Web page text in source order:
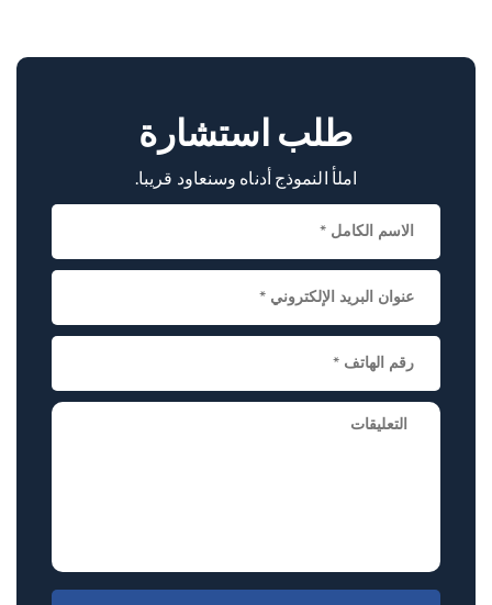
him a trusted specialist.
طلب استشارة
املأ النموذج أدناه وسنعاود قريبا.